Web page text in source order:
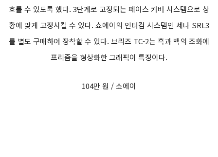
흐를 수 있도록 했다. 3단계로 고정되는 페이스 커버 시스템으로 상
황에 맞게 고정시킬 수 있다. 쇼에이의 인터컴 시스템인 세나 SRL3
를 별도 구매하여 장착할 수 있다. 브리즈 TC-2는 흑과 백의 조화에
프리즘을 형상화한 그래픽이 특징이다.
104만 원 / 쇼에이